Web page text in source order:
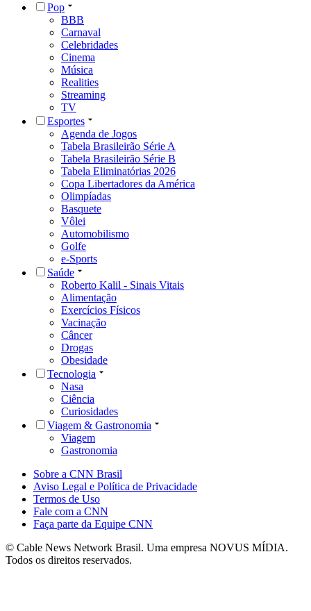
Pop
BBB
Carnaval
Celebridades
Cinema
Música
Realities
Streaming
TV
Esportes
Agenda de Jogos
Tabela Brasileirão Série A
Tabela Brasileirão Série B
Tabela Eliminatórias 2026
Copa Libertadores da América
Olimpíadas
Basquete
Vôlei
Automobilismo
Golfe
e-Sports
Saúde
Roberto Kalil - Sinais Vitais
Alimentação
Exercícios Físicos
Vacinação
Câncer
Drogas
Obesidade
Tecnologia
Nasa
Ciência
Curiosidades
Viagem & Gastronomia
Viagem
Gastronomia
Sobre a CNN Brasil
Aviso Legal e Política de Privacidade
Termos de Uso
Fale com a CNN
Faça parte da Equipe CNN
© Cable News Network Brasil. Uma empresa NOVUS MÍDIA.
Todos os direitos reservados.